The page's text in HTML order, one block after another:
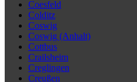
Coesfeld
Colditz
Coswig
Coswig (Anhalt)
Cottbus
Crailsheim
Creglingen
Creußen